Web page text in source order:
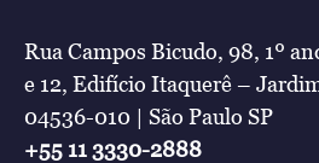
Rua Campos Bicudo, 98, 1º
e 12, Edifício Itaquerê –
04536-010 | São Paulo SP
+55 11 3330-2888